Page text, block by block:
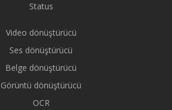
Status
Video dönüştürücü
Ses dönüştürücü
Belge dönüştürücü
Görüntü dönüştürücü
OCR